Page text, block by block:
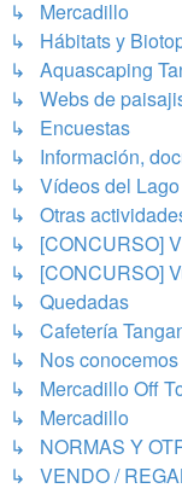
↳ Mercadillo
↳ Hábitats y
↳ Aquascaping
↳ Webs de
↳ Encuestas
↳ Información,
↳ Vídeos del Lago
↳ Otras
↳ [CONCURSO]
↳ [CONCURSO]
↳ Quedadas
↳ Cafetería
↳ Nos conocemos
↳ Mercadillo Off
↳ Mercadillo
↳ NORMAS Y
↳ VENDO /